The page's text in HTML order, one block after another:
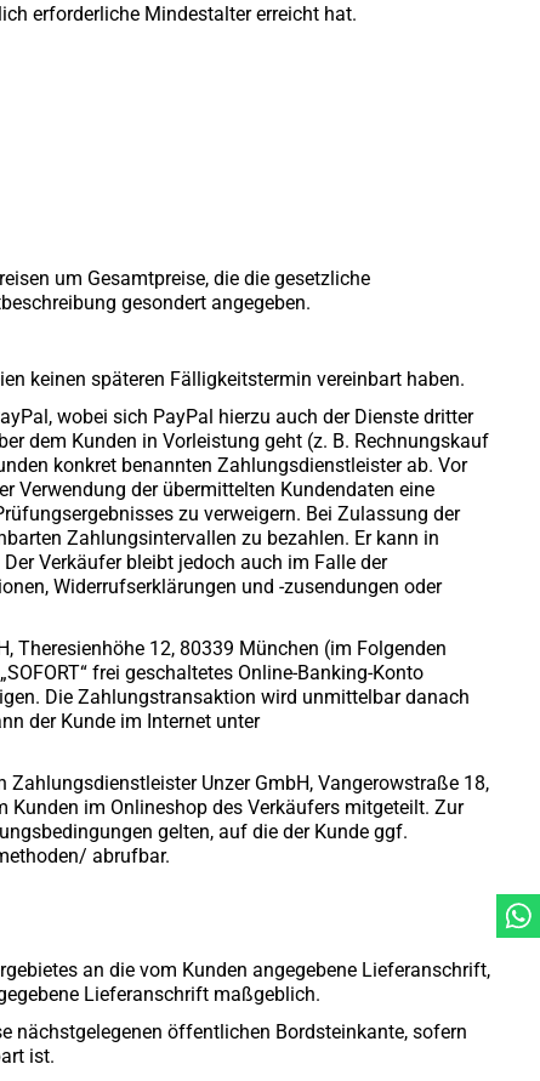
erforderliche Mindestalter erreicht hat.
um Gesamtpreise, die die gesetzliche
gesondert angegeben.
keinen späteren Fälligkeitstermin vereinbart haben.
wobei sich PayPal hierzu auch der Dienste dritter
dem Kunden in Vorleistung geht (z. B. Rechnungskauf
konkret benannten Zahlungsdienstleister ab. Vor
Verwendung der übermittelten Kundendaten eine
zu verweigern. Bei Zulassung der
Zahlungsintervallen zu bezahlen. Er kann in
Verkäufer bleibt jedoch auch im Falle der
Widerrufserklärungen und -zusendungen oder
Theresienhöhe 12, 80339 München (im Folgenden
frei geschaltetes Online-Banking-Konto
Die Zahlungstransaktion wird unmittelbar danach
der Kunde im Internet unter
Unzer GmbH, Vangerowstraße 18,
Kunden im Onlineshop des Verkäufers mitgeteilt. Zur
gelten, auf die der Kunde ggf.
abrufbar.
an die vom Kunden angegebene Lieferanschrift,
Lieferanschrift maßgeblich.
nächstgelegenen öffentlichen Bordsteinkante, sofern
ist.